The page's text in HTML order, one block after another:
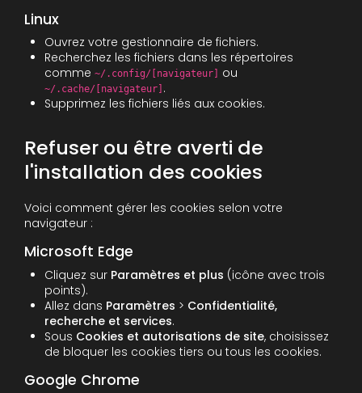
Linux
Ouvrez votre gestionnaire de fichiers.
Recherchez les fichiers dans les répertoires
comme~/.config/[navigateur] ou
~/.cache/[navigateur] .
Supprimez les fichiers liés aux cookies.
Refuser ou être averti de
l'installation des cookies
Voici comment gérer les cookies selon votre
navigateur :
Microsoft Edge
Cliquez sur Paramètres et plus (icône avec trois
points).
Allez dans Paramètres > Confidentialité,
recherche et services.
Sous Cookies et autorisations de site, choisissez
de bloquer les cookies tiers ou tous les cookies.
Google Chrome